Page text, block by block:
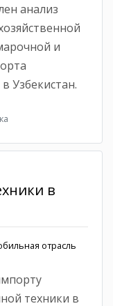
анализ
и
Узбекистан.
в
отрасль
техники в